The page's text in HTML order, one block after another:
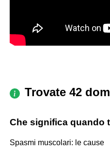
Trovate 42
Che significa quando
Spasmi muscolari: le cause